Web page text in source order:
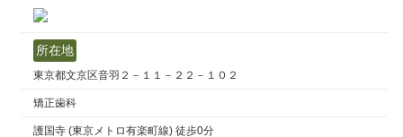
所在地
東京都文京区音羽２－１１－２２－１０２
矯正歯科
護国寺 (東京メトロ有楽町線) 徒歩0分